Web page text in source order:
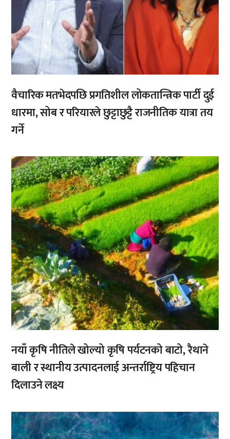
वैचारिक मतभेदपछि प्रगतिशील लोकतान्त्रिक पार्टी दुई
धारमा, सोब र परियारले छुट्टाछुट्टै राजनीतिक यात्रा तय
गर्ने
,
नयाँ कृषि नीतिले खोल्यो कृषि पर्यटनको बाटो, रैथाने
बाली र स्थानीय उत्पादनलाई अन्तर्राष्ट्रिय पहिचान
दिलाउने लक्ष्य
,